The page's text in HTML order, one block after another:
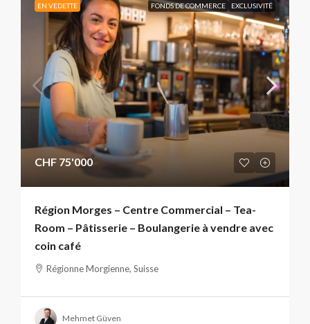
EN VEDETTE FONDS DE COMMERCE EXCLUSIVITÉ
CHF 75'000
Région Morges – Centre Commercial – Tea-
Room – Pâtisserie – Boulangerie à vendre avec
coin café
Régionne Morgienne, Suisse
Mehmet Güven